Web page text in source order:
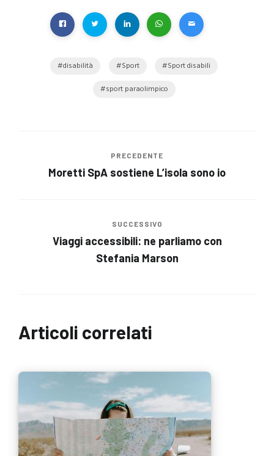
disabilità Sport
Sport disabili
sport paraolimpico
PRECEDENTE
Moretti SpA sostiene L’isola sono io
SUCCESSIVO
Viaggi accessibili: ne parliamo con
Stefania Marson
Articoli correlati